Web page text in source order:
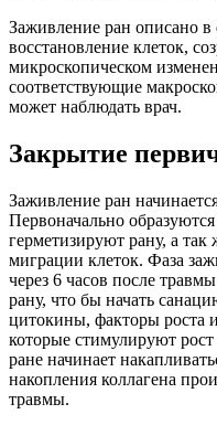
Заживление ран описано в
восстановление клеток,
микроскопическом
соответствующие
может наблюдать врач.
Закрытие
Заживление ран
Первоначально
герметизируют рану, а так
миграции клеток. Фаза
через 6 часов после
рану, что бы начать
цитокины, факторы роста
которые стимулируют
ране начинает
накопления коллагена
травмы.